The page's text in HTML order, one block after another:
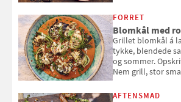
smag" af Jamie
FORRET
Blomkål med
Grillet blomkål á
tykke, blendede
og sommer.
Nem grill, stor
AFTENSMAD